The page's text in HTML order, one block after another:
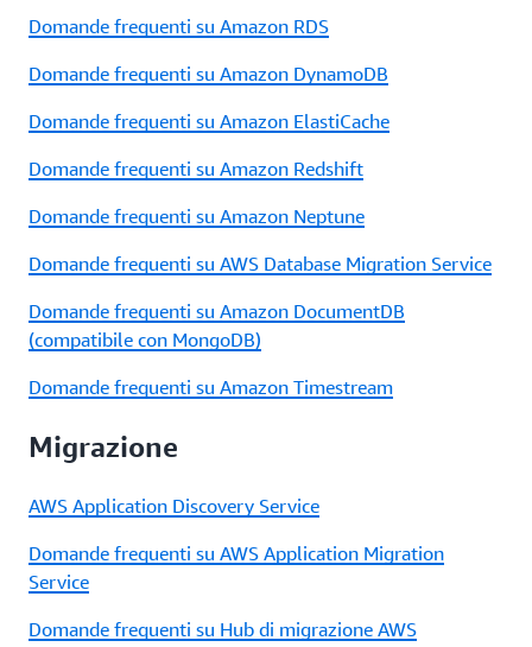
Domande frequenti su Amazon RDS
Domande frequenti su Amazon DynamoDB
Domande frequenti su Amazon ElastiCache
Domande frequenti su Amazon Redshift
Domande frequenti su Amazon Neptune
Domande frequenti su AWS Database Migration Service
Domande frequenti su Amazon DocumentDB
(compatibile con MongoDB)
Domande frequenti su Amazon Timestream
Migrazione
AWS Application Discovery Service
Domande frequenti su AWS Application Migration
Service
Domande frequenti su Hub di migrazione AWS